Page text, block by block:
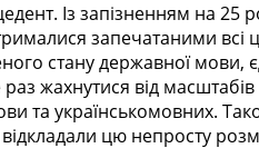
Із запізненням на 25
запечатаними всі
стану державної мови,
жахнутися від масштабів
та українськомовних.
цю непросту